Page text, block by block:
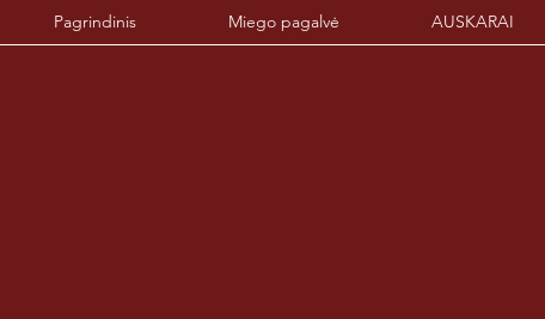
Pagrindinis Miego pagalvė AUSKARAI